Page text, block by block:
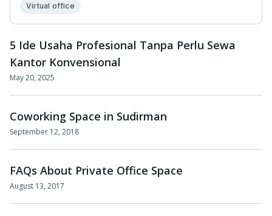
Virtual office
5 Ide Usaha Profesional Tanpa Perlu Sewa
Kantor Konvensional
May 20, 2025
Coworking Space in Sudirman
September 12, 2018
FAQs About Private Office Space
August 13, 2017